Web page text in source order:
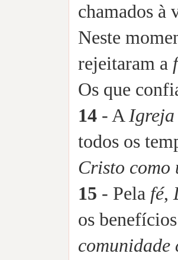
chamados à
Neste
rejeitaram a
Os que
14 - A
todos os
Cristo como
15 - Pela fé,
os
comunidade